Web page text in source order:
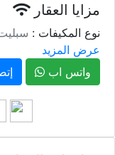
مزايا العقار
نوع المكيفات :
عرض المزيد
واتس اب